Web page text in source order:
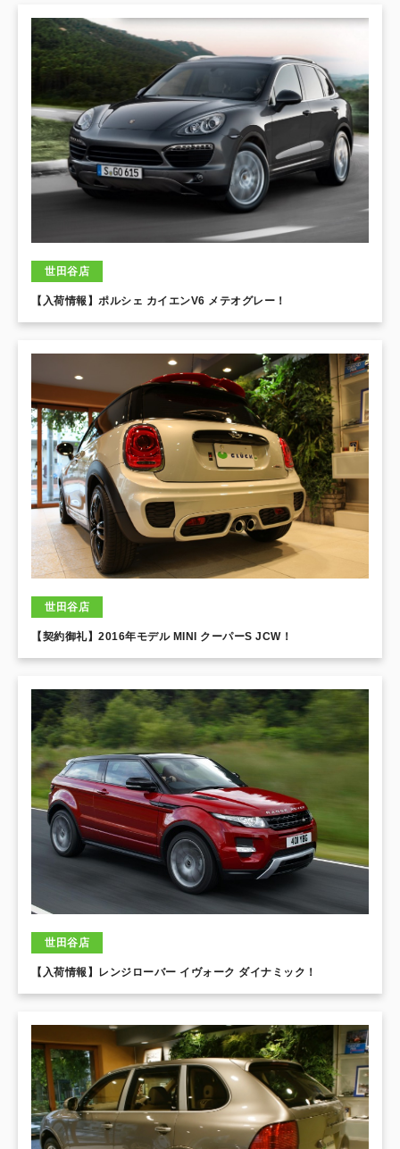
世田谷店
【入荷情報】ポルシェ カイエンV6 メテオグレー！
世田谷店
【契約御礼】2016年モデル MINI クーパーS JCW！
世田谷店
【入荷情報】レンジローバー イヴォーク ダイナミック！